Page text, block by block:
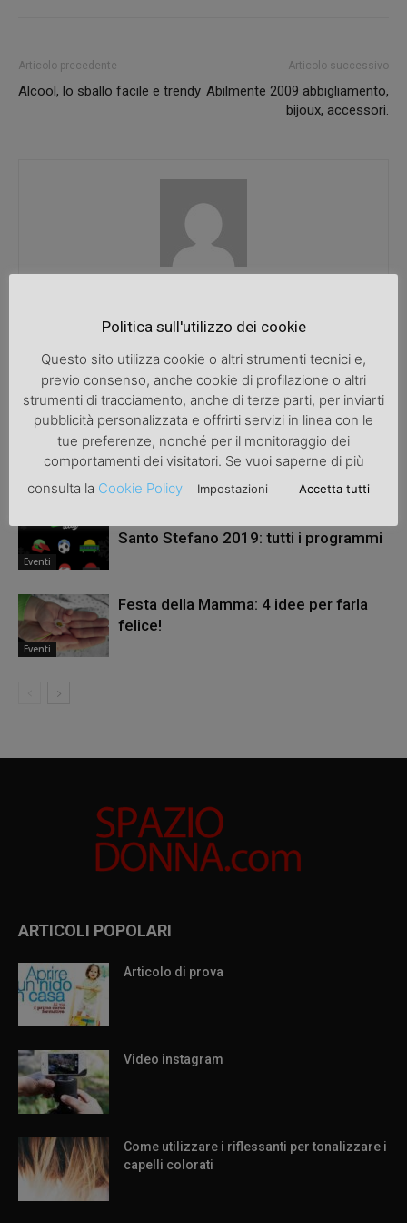
Articolo precedente
Alcool, lo sballo facile e trendy
Articolo successivo
Abilmente 2009 abbigliamento,
bijoux, accessori.
ARTICOLI CORRELATI ALTRO DALL'AUTORE
Guida completa all’organizzazione di
una festa di compleanno outdoor
Eventi
Santo Stefano 2019: tutti i programmi
Eventi
Festa della Mamma: 4 idee per farla
felice!
ARTICOLI POPOLARI
Articolo di prova
Video instagram
Come utilizzare i riflessanti per tonalizzare i
capelli colorati
Politica sull'utilizzo dei cookie
Questo sito utilizza cookie o altri strumenti tecnici e,
previo consenso, anche cookie di profilazione o altri
strumenti di tracciamento, anche di terze parti, per inviarti
pubblicità personalizzata e offrirti servizi in linea con le
tue preferenze, nonché per il monitoraggio dei
comportamenti dei visitatori. Se vuoi saperne di più
consulta la Cookie Policy Impostazioni Accetta tutti